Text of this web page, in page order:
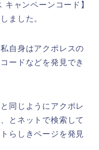
ャンペーンコード】
ました。
自身はアクポレスの
ードなどを発見でき
同じようにアクポレ
とネットで検索して
らしきページを発見